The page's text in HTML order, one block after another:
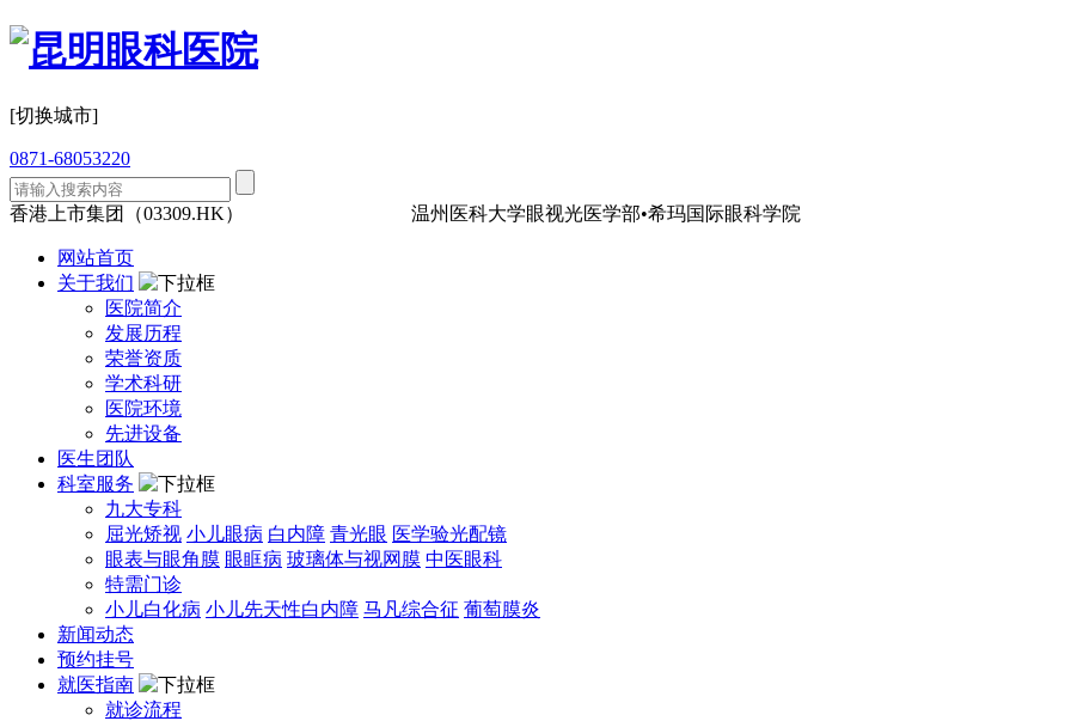
[切换城市]
0871-68053220
香港上市集团（03309.HK） 温州医科大学眼视光医学部•希玛国际眼科学院
网站首页
关于我们
医院简介
发展历程
荣誉资质
学术科研
医院环境
先进设备
医生团队
科室服务
九大专科
屈光矫视 小儿眼病 白内障 青光眼 医学验光配镜
眼表与眼角膜 眼眶病 玻璃体与视网膜 中医眼科
特需门诊
小儿白化病 小儿先天性白内障 马凡综合征 葡萄膜炎
新闻动态
预约挂号
就医指南
就诊流程